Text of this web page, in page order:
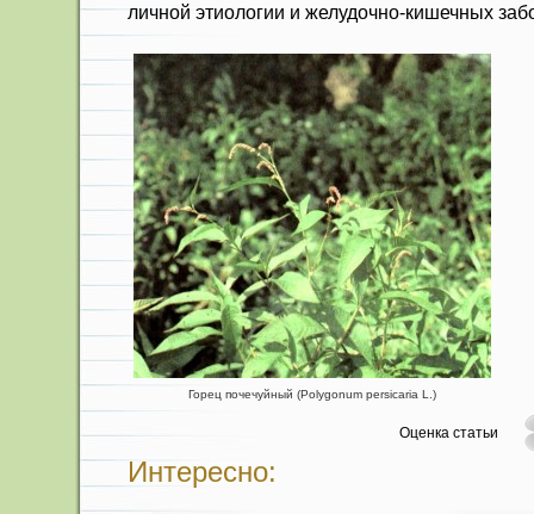
личной этиологии и желудочно-ки­шечных
Горец почечуйный (Polygonum persicaria L.)
Оценка статьи
Интересно: